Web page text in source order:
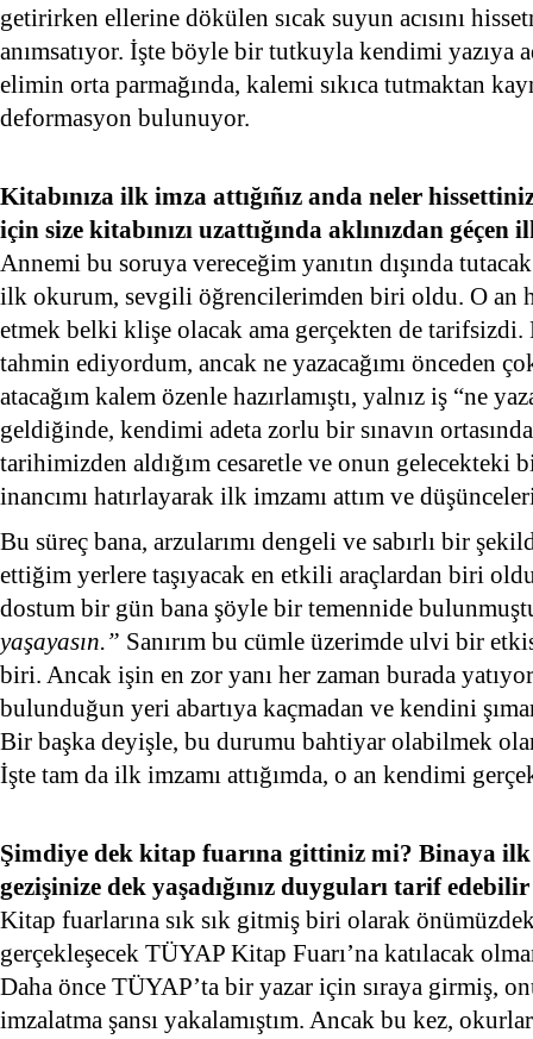
getirirken ellerine dökülen sıcak suyun acısını
anımsatıyor. İşte böyle bir tutkuyla kendimi yazıya
elimin orta parmağında, kalemi sıkıca tutmaktan
deformasyon bulunuyor.
Kitabınıza ilk imza attığıñız anda neler
için size kitabınızı uzattığında aklınızdan
Annemi bu soruya vereceğim yanıtın dışında
ilk okurum, sevgili öğrencilerimden biri oldu. O an
etmek belki klişe olacak ama gerçekten de tarifsizdi.
tahmin ediyordum, ancak ne yazacağımı önceden
atacağım kalem özenle hazırlamıştı, yalnız iş “ne
geldiğinde, kendimi adeta zorlu bir sınavın
tarihimizden aldığım cesaretle ve onun gelecekteki
inancımı hatırlayarak ilk imzamı attım ve
Bu süreç bana, arzularımı dengeli ve sabırlı bir
ettiğim yerlere taşıyacak en etkili araçlardan biri
dostum bir gün bana şöyle bir temennide
yaşayasın.” Sanırım bu cümle üzerimde ulvi bir
biri. Ancak işin en zor yanı her zaman burada
bulunduğun yeri abartıya kaçmadan ve kendini
Bir başka deyişle, bu durumu bahtiyar olabilmek
İşte tam da ilk imzamı attığımda, o an kendimi
Şimdiye dek kitap fuarına gittiniz mi? Binaya
gezişinize dek yaşadığınız duyguları tarif
Kitap fuarlarına sık sık gitmiş biri olarak
gerçekleşecek TÜYAP Kitap Fuarı’na katılacak
Daha önce TÜYAP’ta bir yazar için sıraya girmiş,
imzalatma şansı yakalamıştım. Ancak bu kez,